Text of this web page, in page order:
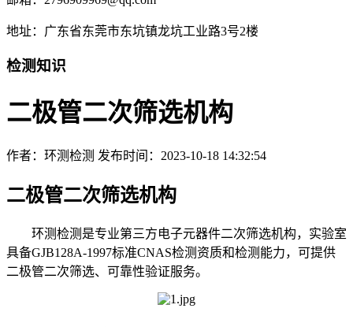
地址：广东省东莞市东坑镇龙坑工业路3号2楼
检测知识
二极管二次筛选机构
作者：环测检测 发布时间：2023-10-18 14:32:54
二极管二次筛选机构
环测检测是专业第三方电子元器件二次筛选机构，实验室
具备GJB128A-1997标准CNAS检测资质和检测能力，可提供
二极管二次筛选、可靠性验证服务。